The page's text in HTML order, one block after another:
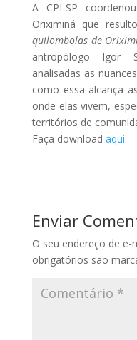
A CPI-SP
Oriximiná que
quilombolas de
antropólogo Igor
analisadas as
como essa alcança
onde elas vivem,
territórios de
Faça download aqui
Enviar
O seu endereço de e-
obrigatórios são